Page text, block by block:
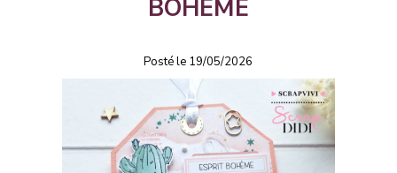
BOHÈME
Posté le 19/05/2026